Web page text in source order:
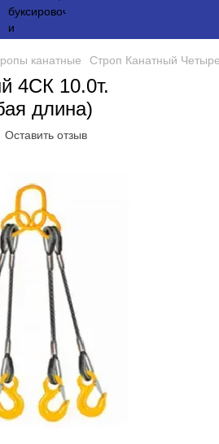
канатные Строп Канатный
4СК 10.0т.
длина)
Оставить отзыв